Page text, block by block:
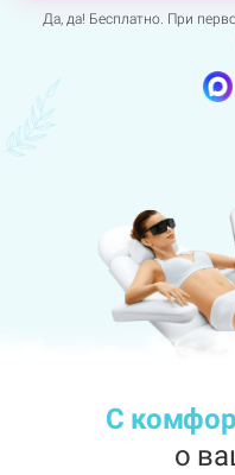
Да, да! Бесплатно. При
С
о